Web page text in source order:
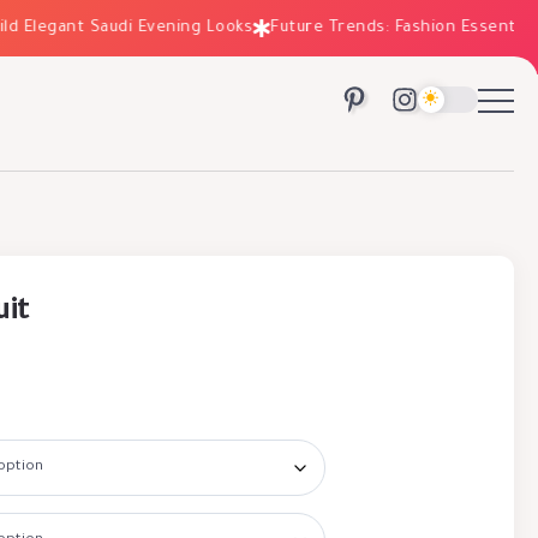
Saudi Evening Looks Future Trends: Fashion Essentials